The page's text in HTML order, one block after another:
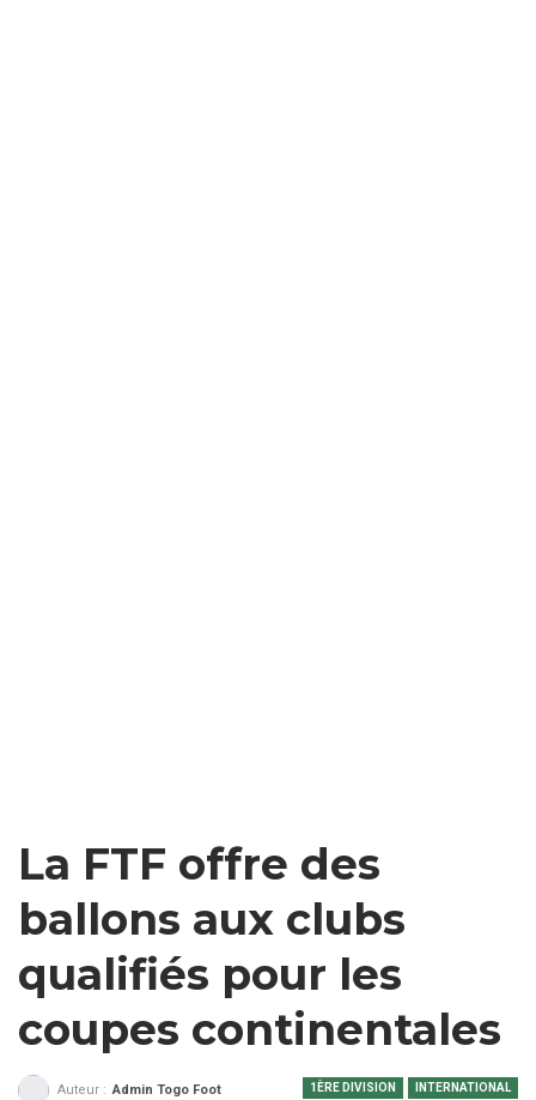
La FTF offre des
ballons aux clubs
qualifiés pour les
coupes continentales
1ÈRE DIVISION INTERNATIONAL
Auteur : Admin Togo Foot